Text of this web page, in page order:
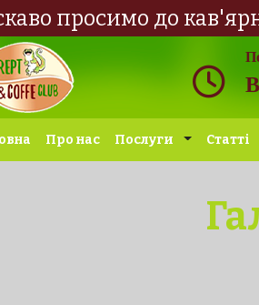
просимо до
Про нас Послуги Статті